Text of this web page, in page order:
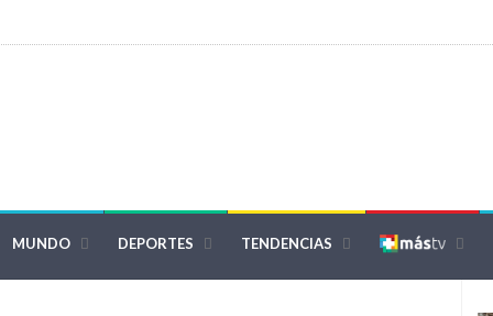
MUNDO DEPORTES TENDENCIAS